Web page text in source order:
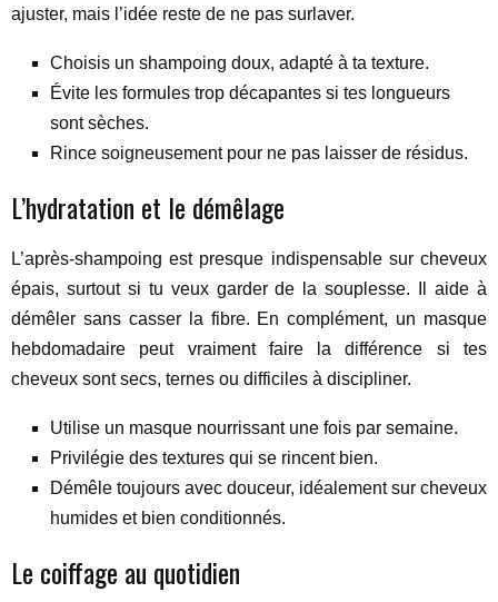
ajuster, mais l’idée reste de ne pas surlaver.
Choisis un shampoing doux, adapté à ta texture.
Évite les formules trop décapantes si tes longueurs
sont sèches.
Rince soigneusement pour ne pas laisser de résidus.
L’hydratation et le démêlage
L’après-shampoing est presque indispensable sur cheveux
épais, surtout si tu veux garder de la souplesse. Il aide à
démêler sans casser la fibre. En complément, un masque
hebdomadaire peut vraiment faire la différence si tes
cheveux sont secs, ternes ou difficiles à discipliner.
Utilise un masque nourrissant une fois par semaine.
Privilégie des textures qui se rincent bien.
Démêle toujours avec douceur, idéalement sur cheveux
humides et bien conditionnés.
Le coiffage au quotidien